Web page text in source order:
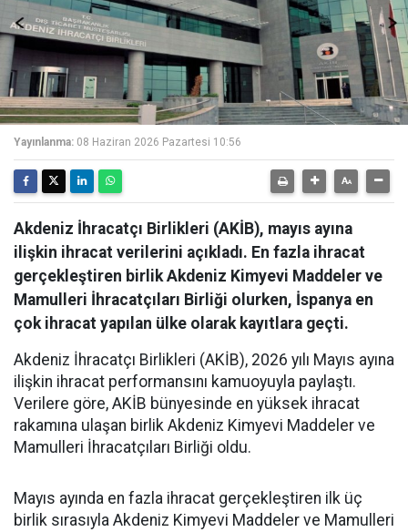
Yayınlanma: 08 Haziran 2026 Pazartesi 10:56
Akdeniz İhracatçı Birlikleri (AKİB), mayıs ayına
ilişkin ihracat verilerini açıkladı. En fazla ihracat
gerçekleştiren birlik Akdeniz Kimyevi Maddeler ve
Mamulleri İhracatçıları Birliği olurken, İspanya en
çok ihracat yapılan ülke olarak kayıtlara geçti.
Akdeniz İhracatçı Birlikleri (AKİB), 2026 yılı Mayıs ayına
ilişkin ihracat performansını kamuoyuyla paylaştı.
Verilere göre, AKİB bünyesinde en yüksek ihracat
rakamına ulaşan birlik Akdeniz Kimyevi Maddeler ve
Mamulleri İhracatçıları Birliği oldu.
Mayıs ayında en fazla ihracat gerçekleştiren ilk üç
birlik sırasıyla Akdeniz Kimyevi Maddeler ve Mamulleri